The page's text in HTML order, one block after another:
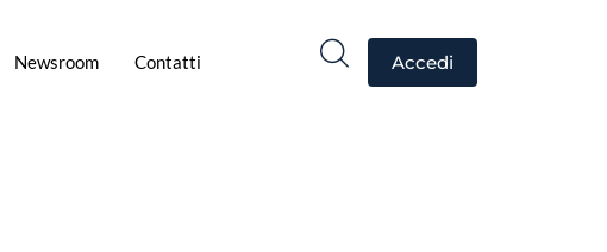
Newsroom Contatti Accedi